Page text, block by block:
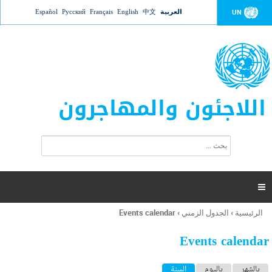
Jump to navigation UN العربية 中文
English
Français
Русский
Español
اللاجئون والمهاجرون
ت
ر
ل
ح
ب

أنت
هنا
الرئيسية › الجدول الزمني ›
Events calendar
Events calendar